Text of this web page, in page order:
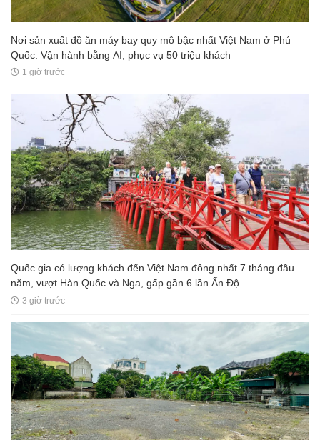
Nơi sản xuất đồ ăn máy bay quy mô bậc nhất Việt Nam ở Phú
Quốc: Vận hành bằng AI, phục vụ 50 triệu khách
1 giờ trước
Quốc gia có lượng khách đến Việt Nam đông nhất 7 tháng đầu
năm, vượt Hàn Quốc và Nga, gấp gần 6 lần Ấn Độ
3 giờ trước